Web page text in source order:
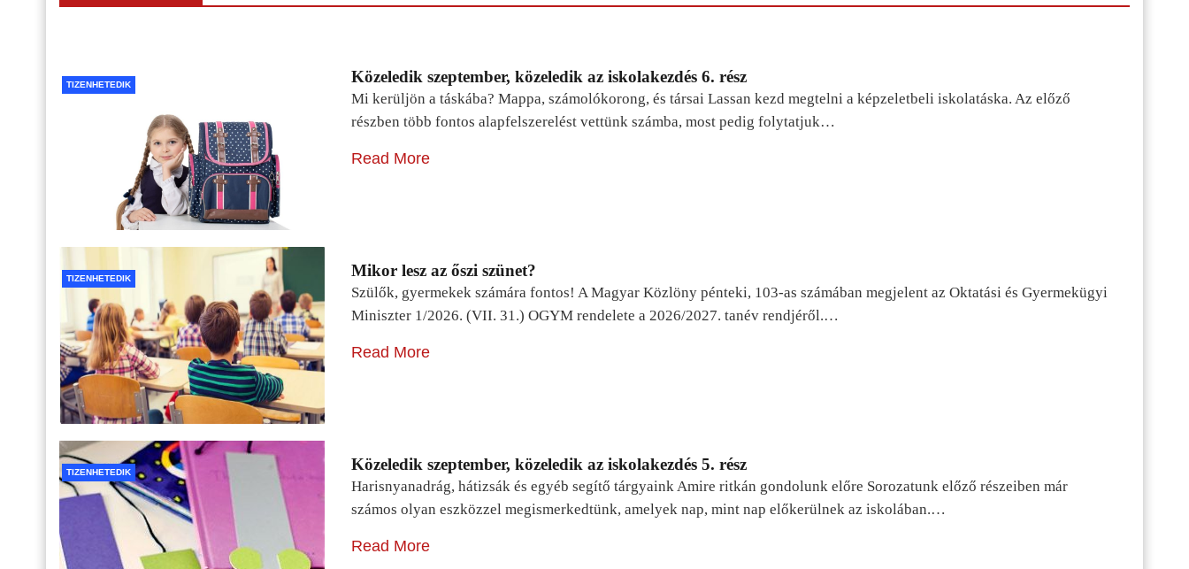
TIZENHETEDIK Közeledik szeptember, közeledik az iskolakezdés 6. rész
Mi kerüljön a táskába? Mappa, számolókorong, és társai Lassan kezd megtelni a képzeletbeli iskolatáska. Az előző
részben több fontos alapfelszerelést vettünk számba, most pedig folytatjuk…
Read More
TIZENHETEDIK Mikor lesz az őszi szünet?
Szülők, gyermekek számára fontos! A Magyar Közlöny pénteki, 103-as számában megjelent az Oktatási és Gyermekügyi
Miniszter 1/2026. (VII. 31.) OGYM rendelete a 2026/2027. tanév rendjéről.…
Read More
TIZENHETEDIK Közeledik szeptember, közeledik az iskolakezdés 5. rész
Harisnyanadrág, hátizsák és egyéb segítő tárgyaink Amire ritkán gondolunk előre Sorozatunk előző részeiben már
számos olyan eszközzel megismerkedtünk, amelyek nap, mint nap előkerülnek az iskolában.…
Read More